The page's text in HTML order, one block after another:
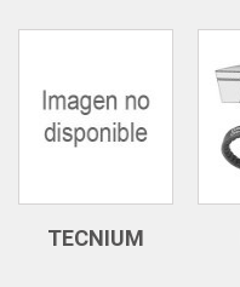
TECNIUM